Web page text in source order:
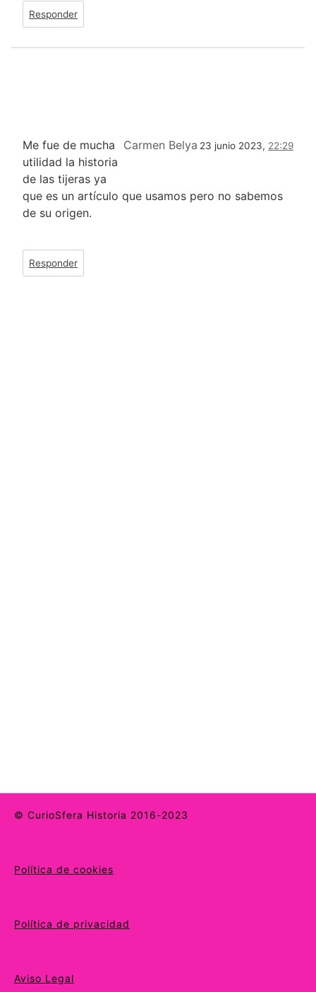
Responder
Carmen Belya 23 junio 2023, 22:29
Me fue de mucha
utilidad la historia
de las tijeras ya
que es un artículo que usamos pero no sabemos
de su origen.
Responder
© CurioSfera Historia 2016-2023
Política de cookies
Política de privacidad
Aviso Legal